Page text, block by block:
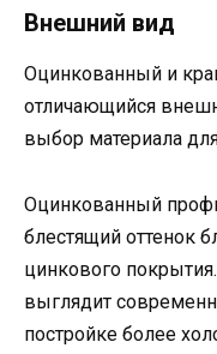
Внешний вид
Оцинкованный и
отличающийся
выбор материала
Оцинкованный
блестящий оттенок
цинкового
выглядит
постройке более